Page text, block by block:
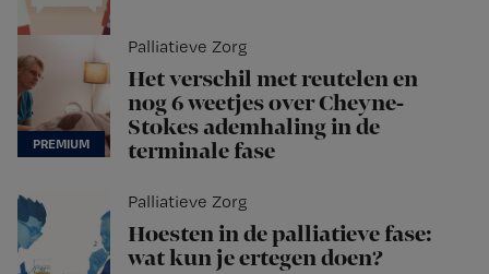
Palliatieve Zorg
Het verschil met reutelen en
nog 6 weetjes over Cheyne-
Stokes ademhaling in de
terminale fase
Palliatieve Zorg
Hoesten in de palliatieve fase:
wat kun je ertegen doen?